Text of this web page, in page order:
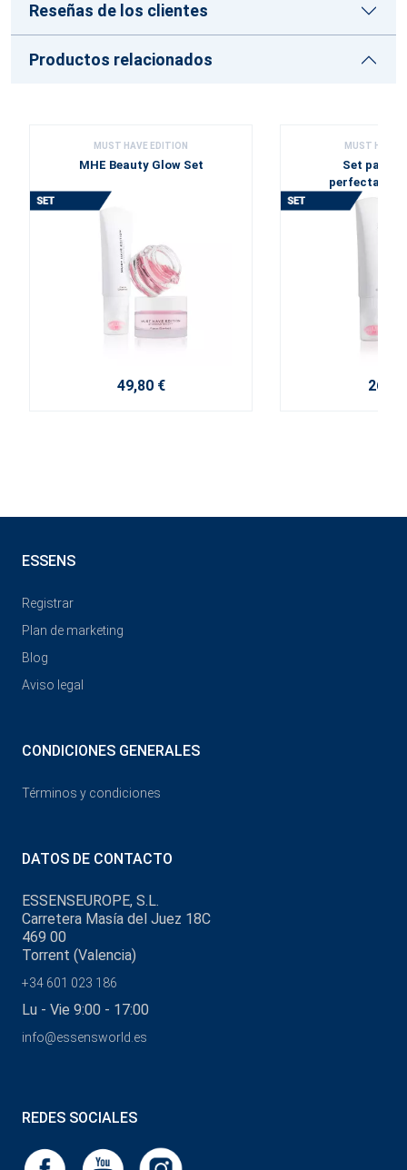
Reseñas de los clientes
Productos relacionados
MUST HAVE EDITION
MHE Beauty Glow Set
49,80 €
MUST HAVE
Set para
26,30
ESSENS
Registrar
Plan de marketing
Blog
Aviso legal
CONDICIONES GENERALES
Términos y condiciones
DATOS DE CONTACTO
ESSENSEUROPE, S.L.
Carretera Masía del Juez 18C
469 00
Torrent (Valencia)
+34 601 023 186
Lu - Vie 9:00 - 17:00
info@essensworld.es
REDES SOCIALES